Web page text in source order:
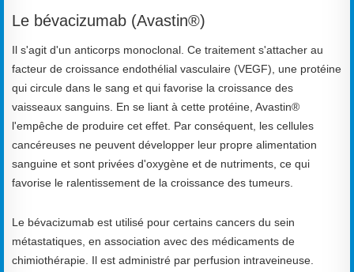
Le bévacizumab (Avastin®)
Il s'agit d'un anticorps monoclonal. Ce traitement s'attacher au
facteur de croissance endothélial vasculaire (VEGF), une protéine
qui circule dans le sang et qui favorise la croissance des
vaisseaux sanguins. En se liant à cette protéine, Avastin®
l'empêche de produire cet effet. Par conséquent, les cellules
cancéreuses ne peuvent développer leur propre alimentation
sanguine et sont privées d'oxygène et de nutriments, ce qui
favorise le ralentissement de la croissance des tumeurs.
Le bévacizumab est utilisé pour certains cancers du sein
métastatiques, en association avec des médicaments de
chimiothérapie. Il est administré par perfusion intraveineuse.